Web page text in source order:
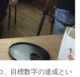
、目標数字の達成とい